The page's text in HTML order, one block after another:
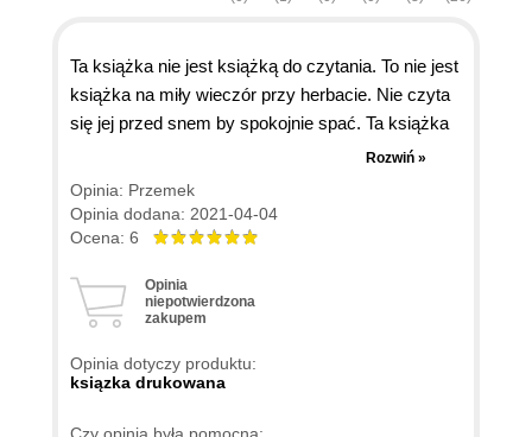
Ta książka nie jest książką do czytania. To nie jest
książka na miły wieczór przy herbacie. Nie czyta
się jej przed snem by spokojnie spać. Ta książka
to uderzenie adrenaliny podczas sprintu, to
porażenie prądem w najczulszą część nas czyli
Ego. To gotowy przepis jak działać. Czytanie to
tylko część tego co oferuje ta książka. To
Ta książka zmusi cię do działania. Dzięki niej
zrozumiesz, że aby zostać copywiterem trzeba
własnymi ograniczeniami. Ta książka uwolni twoją
Rozwiń »
Opinia: Przemek
Opinia dodana: 2021-04-04
Ocena: 6
Opinia
niepotwierdzona
zakupem
Opinia dotyczy produktu:
ksiązka drukowana
Czy opinia była pomocna: